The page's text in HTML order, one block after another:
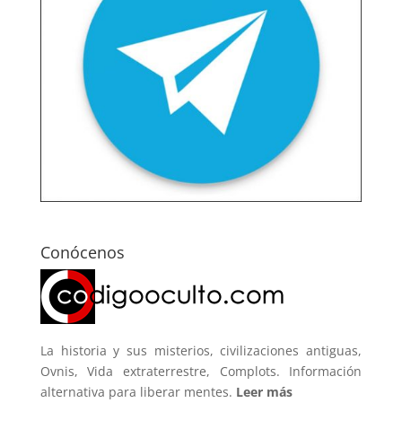
Conócenos
La historia y sus misterios, civilizaciones antiguas,
Ovnis, Vida extraterrestre, Complots. Información
alternativa para liberar mentes. Leer más